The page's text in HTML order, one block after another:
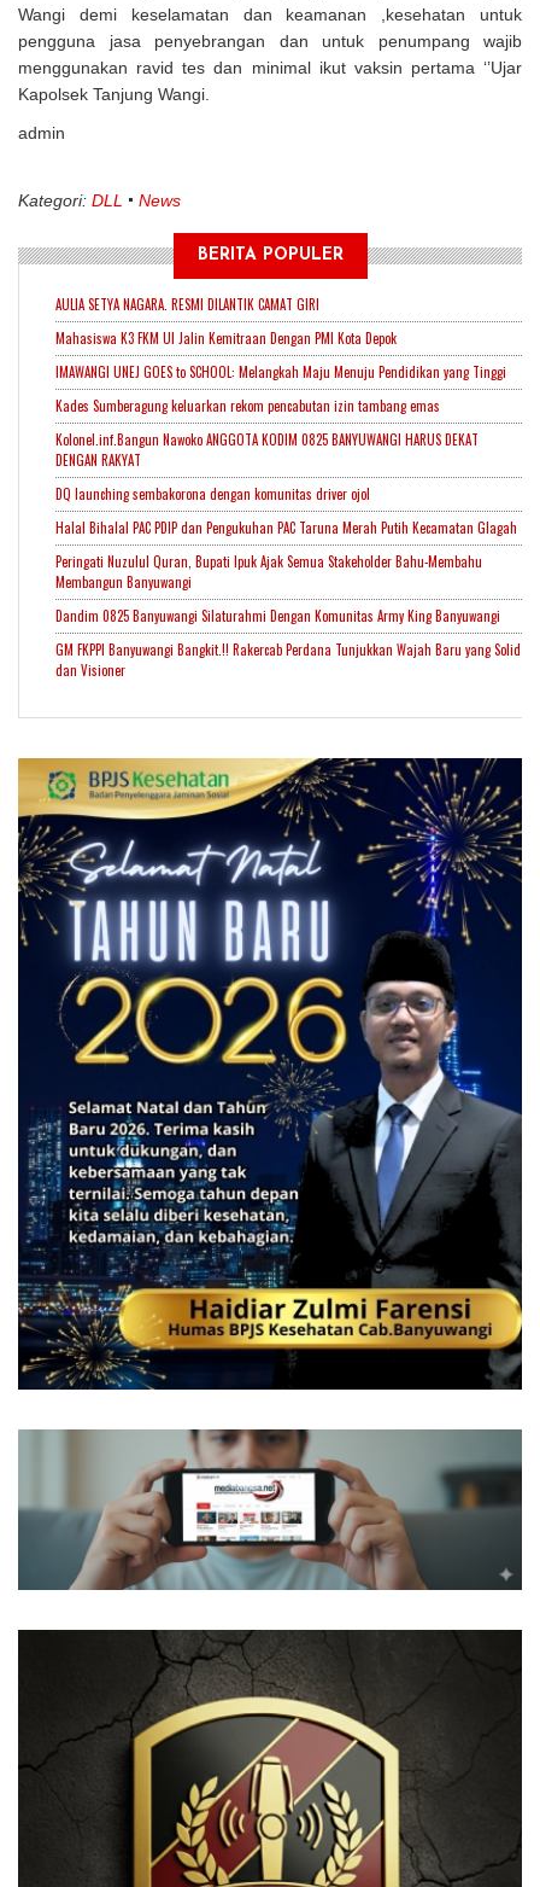
Wangi demi keselamatan dan keamanan ,kesehatan untuk
pengguna jasa penyebrangan dan untuk penumpang wajib
menggunakan ravid tes dan minimal ikut vaksin pertama ‘’Ujar
Kapolsek Tanjung Wangi.
admin
Kategori: DLL News
BERITA POPULER
AULIA SETYA NAGARA. RESMI DILANTIK CAMAT GIRI
Mahasiswa K3 FKM UI Jalin Kemitraan Dengan PMI Kota Depok
IMAWANGI UNEJ GOES to SCHOOL: Melangkah Maju Menuju Pendidikan yang Tinggi
Kades Sumberagung keluarkan rekom pencabutan izin tambang emas
Kolonel.inf.Bangun Nawoko ANGGOTA KODIM 0825 BANYUWANGI HARUS DEKAT
DENGAN RAKYAT
DQ launching sembakorona dengan komunitas driver ojol
Halal Bihalal PAC PDIP dan Pengukuhan PAC Taruna Merah Putih Kecamatan Glagah
Peringati Nuzulul Quran, Bupati Ipuk Ajak Semua Stakeholder Bahu-Membahu
Membangun Banyuwangi
Dandim 0825 Banyuwangi Silaturahmi Dengan Komunitas Army King Banyuwangi
GM FKPPI Banyuwangi Bangkit.!! Rakercab Perdana Tunjukkan Wajah Baru yang Solid
dan Visioner